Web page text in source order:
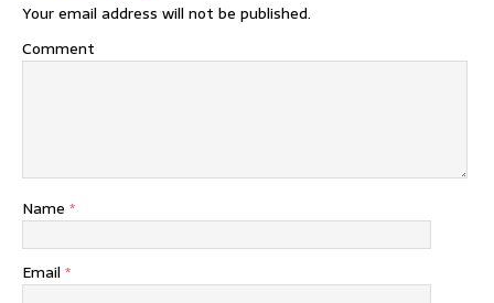
Your email address will not be published.
Comment
Name *
Email *